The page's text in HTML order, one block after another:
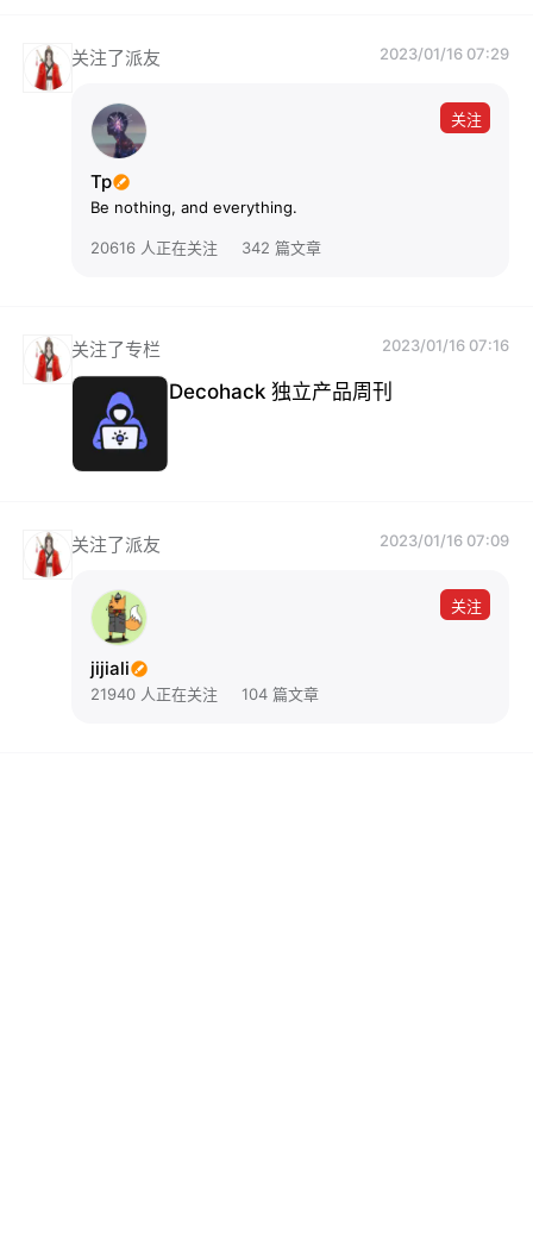
关注了派友 2023/01/16 07:29
关注
Tp
Be nothing, and everything.
20616 人正在关注 342 篇文章
关注了专栏 2023/01/16 07:16
Decohack 独立产品周刊
关注了派友 2023/01/16 07:09
关注
jijiali
21940 人正在关注 104 篇文章